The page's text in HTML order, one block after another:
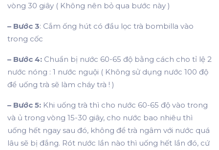
vòng 30 giây ( Không nên bỏ qua bước này )
– Bước 3: Cắm ống hút có đầu lọc trà bombilla vào
trong cốc
– Bước 4: Chuẩn bị nước 60-65 độ bằng cách cho tỉ lệ 2
nước nóng : 1 nước nguội ( Không sử dụng nước 100 độ
để uống trà sẽ làm cháy trà ! )
– Bước 5: Khi uống trà thì cho nước 60-65 độ vào trong
và ủ trong vòng 15-30 giây, cho nước bao nhiêu thì
uống hết ngay sau đó, không để trà ngâm với nước quá
lâu sẽ bị đắng. Rót nước lần nào thì uống hết lần đó, cứ